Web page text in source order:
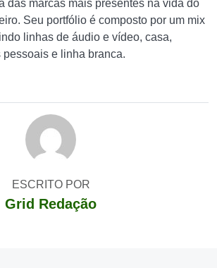
das marcas mais presentes na vida do
Seu portfólio é composto por um mix
linhas de áudio e vídeo, casa,
e linha branca.
ESCRITO POR
Grid Redação